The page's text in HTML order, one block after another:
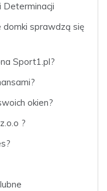
Determinacji
domki sprawdzą się
Sport1.pl?
okien?
?